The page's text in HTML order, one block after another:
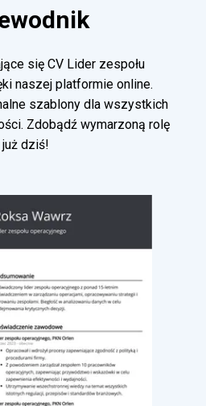
się CV Lider zespołu
naszej platformie online.
szablony dla wszystkich
Zdobądź wymarzoną rolę
już dziś!